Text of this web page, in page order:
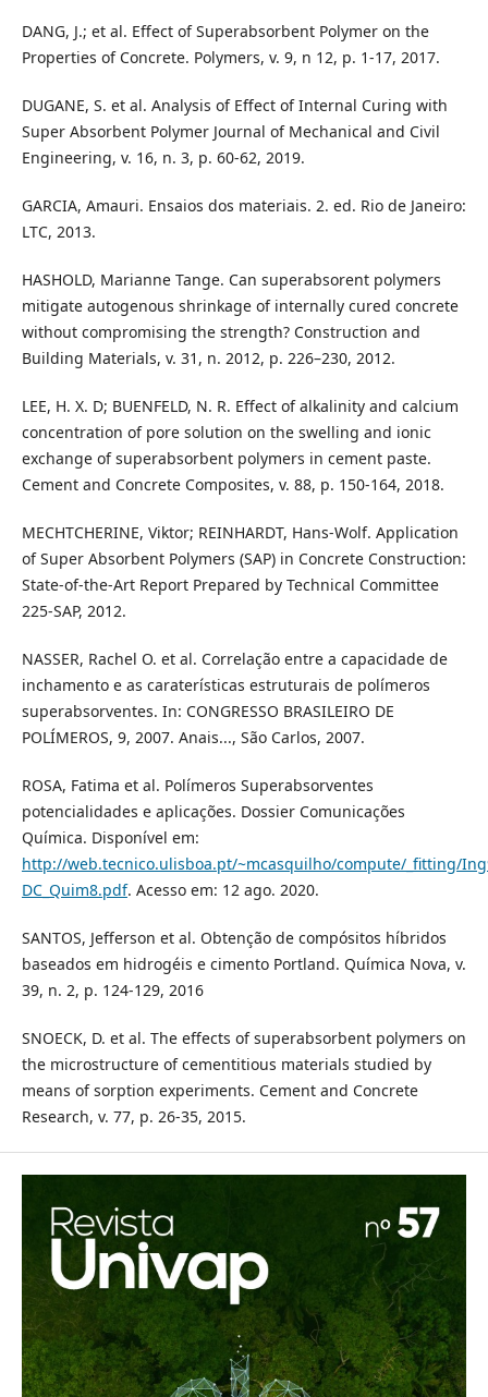
DANG, J.; et al. Effect of Superabsorbent Polymer on the
Properties of Concrete. Polymers, v. 9, n 12, p. 1-17, 2017.
DUGANE, S. et al. Analysis of Effect of Internal Curing with
Super Absorbent Polymer Journal of Mechanical and Civil
Engineering, v. 16, n. 3, p. 60-62, 2019.
GARCIA, Amauri. Ensaios dos materiais. 2. ed. Rio de Janeiro:
LTC, 2013.
HASHOLD, Marianne Tange. Can superabsorent polymers
mitigate autogenous shrinkage of internally cured concrete
without compromising the strength? Construction and
Building Materials, v. 31, n. 2012, p. 226–230, 2012.
LEE, H. X. D; BUENFELD, N. R. Effect of alkalinity and calcium
concentration of pore solution on the swelling and ionic
exchange of superabsorbent polymers in cement paste.
Cement and Concrete Composites, v. 88, p. 150-164, 2018.
MECHTCHERINE, Viktor; REINHARDT, Hans-Wolf. Application
of Super Absorbent Polymers (SAP) in Concrete Construction:
State-of-the-Art Report Prepared by Technical Committee
225-SAP, 2012.
NASSER, Rachel O. et al. Correlação entre a capacidade de
inchamento e as caraterísticas estruturais de polímeros
superabsorventes. In: CONGRESSO BRASILEIRO DE
POLÍMEROS, 9, 2007. Anais..., São Carlos, 2007.
ROSA, Fatima et al. Polímeros Superabsorventes
potencialidades e aplicações. Dossier Comunicações
Química. Disponível em:
http://web.tecnico.ulisboa.pt/~mcasquilho/compute/_fitting/
DC_Quim8.pdf. Acesso em: 12 ago. 2020.
SANTOS, Jefferson et al. Obtenção de compósitos híbridos
baseados em hidrogéis e cimento Portland. Química Nova, v.
39, n. 2, p. 124-129, 2016
SNOECK, D. et al. The effects of superabsorbent polymers on
the microstructure of cementitious materials studied by
means of sorption experiments. Cement and Concrete
Research, v. 77, p. 26-35, 2015.